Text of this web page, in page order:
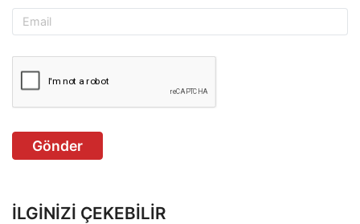
Gönder
İLGINIZI ÇEKEBILIR